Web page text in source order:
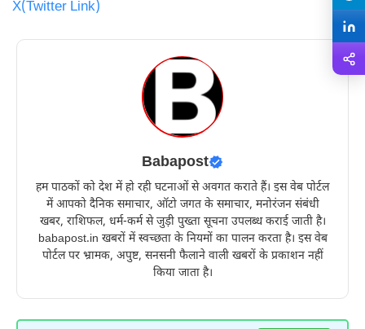
X(Twitter Link)
Babapost
हम पाठकों को देश में हो रही घटनाओं से अवगत कराते हैं। इस वेब पोर्टल
में आपको दैनिक समाचार, ऑटो जगत के समाचार, मनोरंजन संबंधी
खबर, राशिफल, धर्म-कर्म से जुड़ी पुख्ता सूचना उपलब्ध कराई जाती है।
babapost.in खबरों में स्वच्छता के नियमों का पालन करता है। इस वेब
पोर्टल पर भ्रामक, अपुष्ट, सनसनी फैलाने वाली खबरों के प्रकाशन नहीं
किया जाता है।